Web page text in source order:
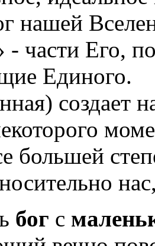
нашей
- части Его,
Единого.
создает
большей
бог с